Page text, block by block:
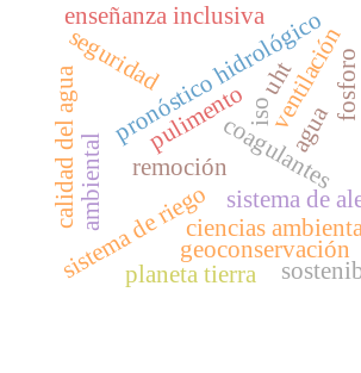
coagulantes
pulimento
remoción
fosforo
pronóstico hidrológico
sistema de
sistema de riego
enseñanza inclusiva
ciencias
geoconservación
planeta tierra
ventilación
seguridad
ambiental
calidad del agua agua
iso
uht